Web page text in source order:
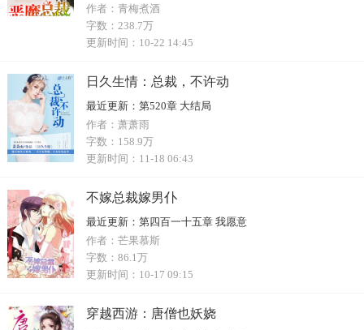
作者： 青梅煮酒
字数： 238.7万
更新时间： 10-22 14:45
日久生情：总裁，不许动
最近更新：
第520章 大结局
作者： 萧萧雨
字数： 158.9万
更新时间： 11-18 06:43
不嫁总裁嫁男仆
最近更新： 第四百一十五章 我愿意
作者： 芒果慕斯
字数： 86.1万
更新时间： 10-17 09:15
穿越西游：唐僧也妖娆